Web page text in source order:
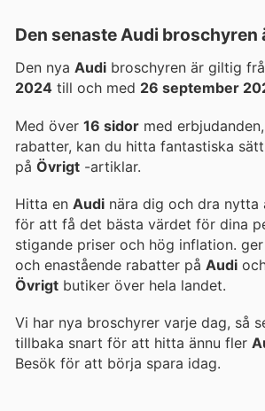
Den senaste Audi broschyren
Den nya Audi broschyren är giltig
2024 till och med 26 september
Med över 16 sidor med
rabatter, kan du hitta fantastiska
på Övrigt -artiklar.
Hitta en Audi nära dig och dra nytta
för att få det bästa värdet för dina
stigande priser och hög inflation.
och enastående rabatter på Audi
Övrigt butiker över hela landet.
Vi har nya broschyrer varje dag, så
tillbaka snart för att hitta ännu fler
Besök för att börja spara idag.